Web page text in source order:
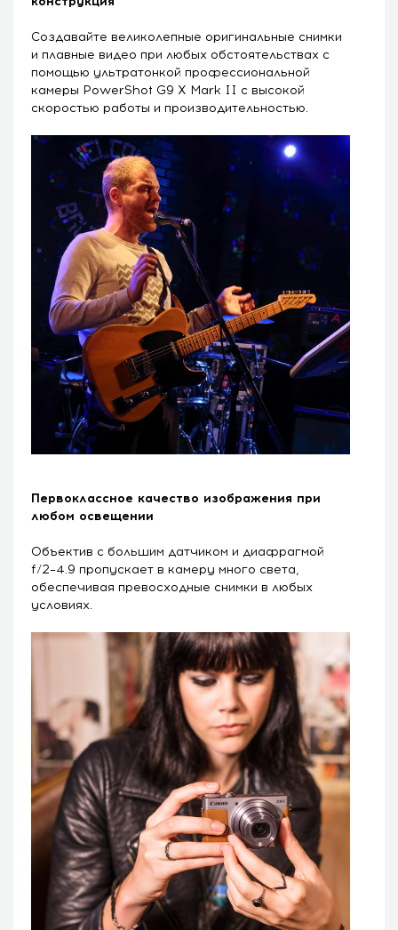
Создавайте великолепные оригинальные снимки
и плавные видео при любых обстоятельствах с
помощью ультратонкой профессиональной
камеры PowerShot G9 X Mark II с высокой
скоростью работы и производительностью.
Первоклассное качество изображения при
любом освещении
Объектив с большим датчиком и диафрагмой
f/2–4.9 пропускает в камеру много света,
обеспечивая превосходные снимки в любых
условиях.